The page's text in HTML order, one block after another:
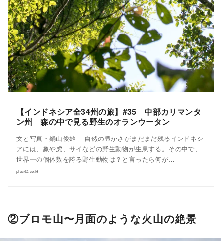
【インドネシア全34州の旅】#35 中部カリマンタ
ン州 森の中で見る野生のオランウータン
文と写真・鍋山俊雄 自然の豊かさがまだまだ残るインドネシ
アには、象や虎、サイなどの野生動物が生息する。その中で、
世界一の個体数を誇る野生動物は？と言ったら何が…
plus62.co.id
②ブロモ山〜月面のような火山の絶景